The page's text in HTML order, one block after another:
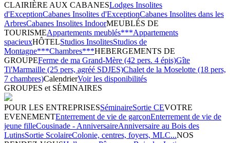
CLAIRIÈRE AUX CABANESLodges Insolites
d'ExceptionCabanes Insolites d'ExceptionCabanes Insolites dans les
ArbresCabanes Insolites IndoorMEUBLÉS DE
TOURISMEAppartements meublés***Appartements
spacieuxHÔTELStudios InsolitesStudios de
Montagne***Chambres***HEBERGEMENTS DE
GROUPEFerme de ma Grand-Mère (42 pers. 4 épis)Gîte
Ti'Marmaille (25 pers, agréé SDJES)Chalet de la Moselotte (18 pers,
7 chambres)CalendrierVoir les disponibilités
GROUPES et SÉMINAIRES
POUR LES ENTREPRISESSéminaireSortie CEVOTRE
EVENEMENTEnterrement de vie de garçonEnterrement de vie de
jeune filleCousinade - AnniversaireAnniversaire au Bois des
LutinsSortie ScolaireColonie, centres, foyers, MLC...NOS